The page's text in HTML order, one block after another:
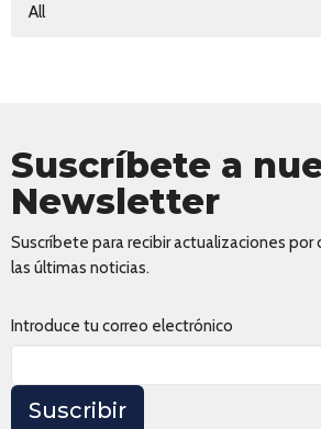
All
Suscríbete a
Newsletter
Suscríbete para recibir actualizaciones por
las últimas noticias.
Introduce tu correo electrónico
Suscribir